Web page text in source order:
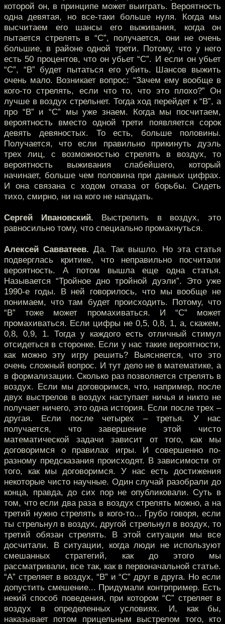
которой он, в принципе может выиграть. Вероятность
одна девятая, но все-таки больше нуля. Когда мы
высчитаем его шансы его выживания, когда он
пытается стрелять в “С”, получается, они не очень
большие, в районе одной трети. Потому, что у него
есть 50 процентов, что он убьет “С”. И если он убьет
“С”, “В” будет пытаться его убить. Шансов выжить
очень мало. Возникает вопрос: “Зачем ему вообще в
кого-то стрелять, если что то, что это плохо?” Он
лучше в воздух стрельнет. Тогда ход перейдет к “В”, а
про “В” и “С” мы уже знаем. Когда мы посчитаем,
вероятность вместо одной трети появляется сорок
девять девяностых. То есть, больше половины.
Получается, что если правильно прикинуть дуэль
трех лиц, с возможностью стрелять в воздух, то
вероятность выживания слабейшего, который
начинает, больше чем половина при данных цифрах.
И она связана с ходом отказа от борьбы. Сидеть
тихо, смирно, ни на кого не нападать.
Сергей Ивановский. Выстрелить в воздух, это
равносильно тому, что специально промахнуться.
Алексей Савватеев. Да. Так вышло. Но эта статья
подверглась критике, что неправильно посчитали
вероятность. А потом вышла еще одна статья.
Называется “Тройное дно тройной дуэли”. Это уже
1990-е годы. В ней говорилось, что мы вообще не
понимаем, что там будет происходить. Потому, что
“В” тоже может промахиваться. И “С” может
промахиваться. Если цифры не 0,5, 0,8, 1, а, скажем,
0,8, 0,9, 1. Тогда у каждого есть отличный стимул
отсидеться в сторонке. Если у нас такие вероятности,
как можно эту игру решить? Выясняется, что это
очень сложный вопрос. И тут дело не в математике, а
в формализации. Сколько раз позволяется стрелять в
воздух. Если мы договоримся, что, например, после
двух выстрелов в воздух наступает ничья и никто не
получает ничего, это одна история. Если после трех –
другая. Если после четырех – третья. У нас
получается, что завершение этой чисто
математической задачи зависит от того, как мы
договоримся о правилах игры. И совершенно по-
разному предсказания происходят. В зависимости от
того, как мы договоримся. У нас есть достижения
некоторые чисто научные. Один случай разобрали до
конца, правда, до сих пор не опубликовали. Суть в
том, что если два раза в воздух стрелять можно, а на
третий нужно стрелять в кого-то... Грубо говоря, если
ты стрельнул в воздух, другой стрельнул в воздух, то
третий обязан стрелять. В этой ситуации мы все
досчитали. В ситуации, когда люди не используют
смешанных стратегий, как до этого мы
рассматривали, все так, как в первоначальной статье.
“А” стреляет в воздух, “В” и “С” друг в друга. Но если
допустить смешение... Придумали контрпример. Есть
некий способ поведения, при котором “С” стреляет в
воздух в определенных условиях. И, как бы,
наказывает потом прицельным выстрелом того, кто